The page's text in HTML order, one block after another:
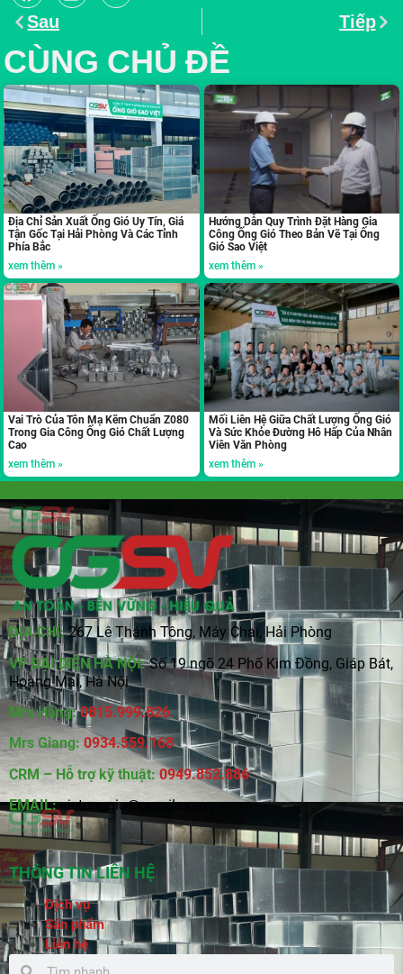
Sau Tiếp
CÙNG CHỦ ĐỀ
Địa Chỉ Sản Xuất Ống Gió Uy Tín, Giá
Tận Gốc Tại Hải Phòng Và Các Tỉnh
Phía Bắc
xem thêm »
Hướng Dẫn Quy Trình Đặt Hàng Gia
Công Ống Gió Theo Bản Vẽ Tại Ống
Gió Sao Việt
xem thêm »
Vai Trò Của Tôn Mạ Kẽm Chuẩn Z080
Trong Gia Công Ống Gió Chất Lượng
Cao
xem thêm »
Mối Liên Hệ Giữa Chất Lượng Ống Gió
Và Sức Khỏe Đường Hô Hấp Của Nhân
Viên Văn Phòng
xem thêm »
ĐỊA CHỈ: 267 Lê Thánh Tông, Máy Chai, Hải Phòng
VP ĐẠI DIỆN HÀ NỘI:Số 19 ngõ 24 Phố Kim Đồng, Giáp Bát,
Hoàng Mai, Hà Nội
Mrs Hằng: 0815.999.826
Mrs Giang: 0934.559.168
CRM – Hỗ trợ kỹ thuật: 0949.852.886
EMAIL: vietonggio@gmail.com
THÔNG TIN LIÊN HỆ
Dịch vụ
Sản phẩm
Liên hệ